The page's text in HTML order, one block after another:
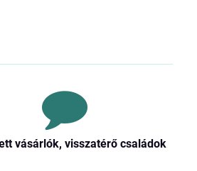
vásárlók, visszatérő családok